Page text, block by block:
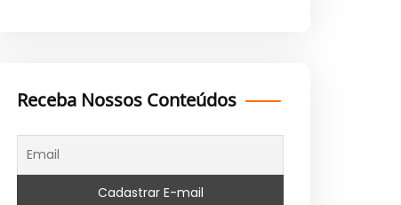
Receba Nossos Conteúdos